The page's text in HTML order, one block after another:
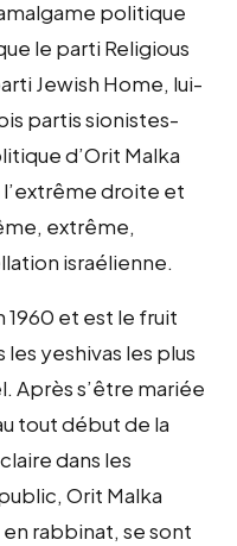
politique
le parti Religious
Jewish Home, lui-
partis sionistes-
d’Orit Malka
droite et
extrême,
israélienne.
1960 et est le fruit
yeshivas les plus
Après s’être mariée
tout début de la
dans les
Orit Malka
rabbinat, se sont